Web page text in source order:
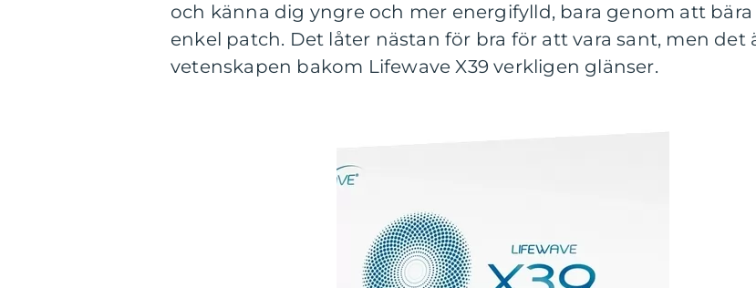
och känna dig yngre och mer energifylld, bara genom att bära
enkel patch. Det låter nästan för bra för att vara sant, men det
vetenskapen bakom Lifewave X39 verkligen glänser.